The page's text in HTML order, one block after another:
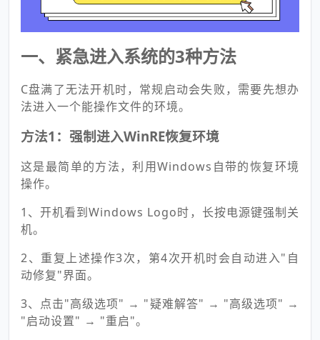
一、紧急进入系统的3种方法
C盘满了无法开机时，常规启动会失败，需要先想办
法进入一个能操作文件的环境。
方法1：强制进入WinRE恢复环境
这是最简单的方法，利用Windows自带的恢复环境
操作。
1、开机看到Windows Logo时，长按电源键强制关
机。
2、重复上述操作3次，第4次开机时会自动进入"自
动修复"界面。
3、点击"高级选项" → "疑难解答" → "高级选项" →
"启动设置" → "重启"。